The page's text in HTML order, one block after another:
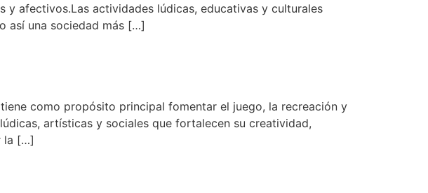
afectivos.Las actividades lúdicas, educativas y culturales
así una sociedad más […]
como propósito principal fomentar el juego, la recreación y
artísticas y sociales que fortalecen su creatividad,
la […]